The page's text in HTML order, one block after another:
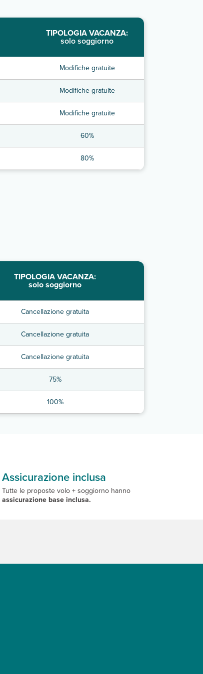
TIPOLOGIA VACANZA:
solo soggiorno
Modifiche gratuite
Modifiche gratuite
Modifiche gratuite
60%
80%
TIPOLOGIA VACANZA:
solo soggiorno
Cancellazione gratuita
Cancellazione gratuita
Cancellazione gratuita
75%
100%
Assicurazione inclusa
Tutte le proposte volo + soggiorno hanno
assicurazione base inclusa.